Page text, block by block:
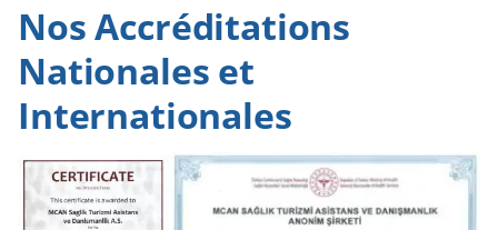
Nos Accréditations
Nationales et
Internationales